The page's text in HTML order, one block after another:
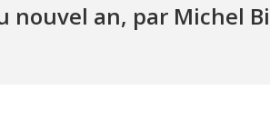
nouvel an, par Michel